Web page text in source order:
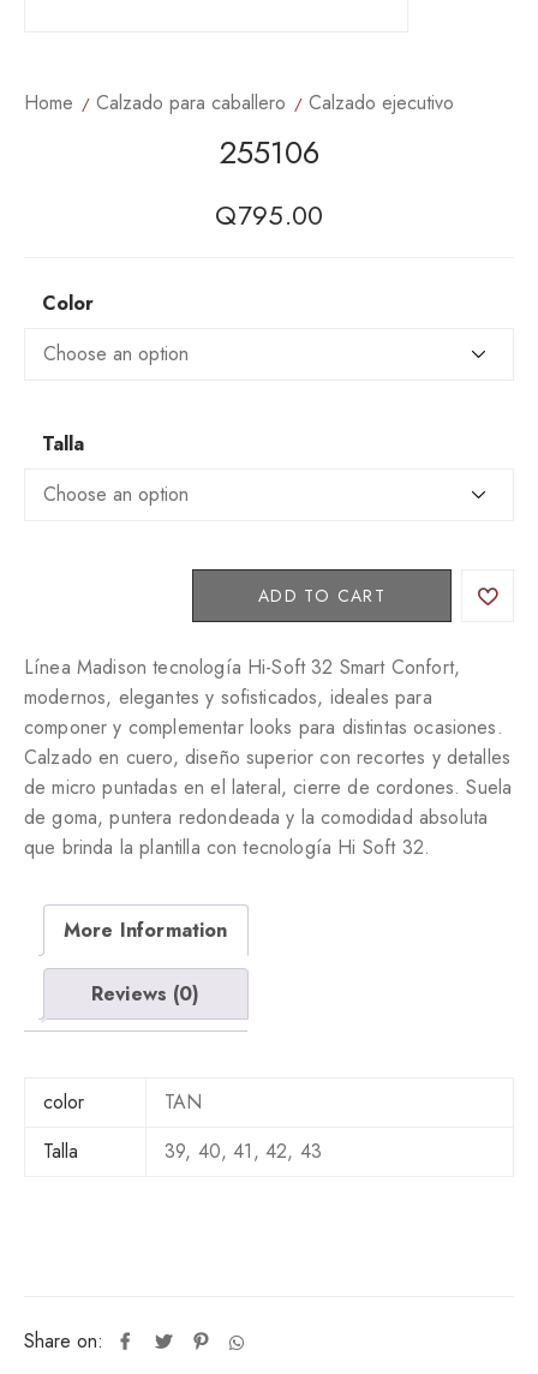
Home Calzado para caballero Calzado ejecutivo
255106
Q795.00
Color
Talla
1
6
q
u
a
n
t
t
y
ADD TO CART
Línea Madison tecnología Hi-Soft 32 Smart Confort,
modernos, elegantes y sofisticados, ideales para
componer y complementar looks para distintas ocasiones.
Calzado en cuero, diseño superior con recortes y detalles
de micro puntadas en el lateral, cierre de cordones. Suela
de goma, puntera redondeada y la comodidad absoluta
que brinda la plantilla con tecnología Hi Soft 32.
Share on:
More Information
Reviews (0)
color
TAN
Talla
39, 40, 41, 42, 43